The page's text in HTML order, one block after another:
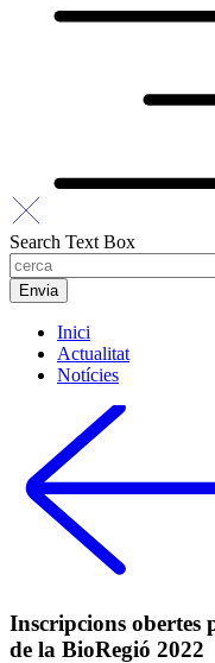
Search Text Box
Inici
Actualitat
Notícies
Inscripcions obertes
de la BioRegió 2022